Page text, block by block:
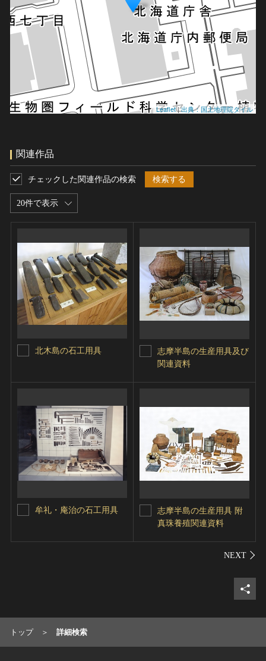
Leaflet|出典：国土地理院タイル
関連作品
20件で表示
チェックした関連作品の検索 検索する
北木島の石工用具
志摩半島の生産用具及び
関連資料
牟礼・庵治の石工用具
志摩半島の生産用具 附
真珠養殖関連資料
シェ
トップ 詳細検索